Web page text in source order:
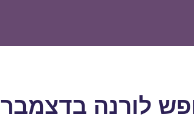
לורנה בדצמבר